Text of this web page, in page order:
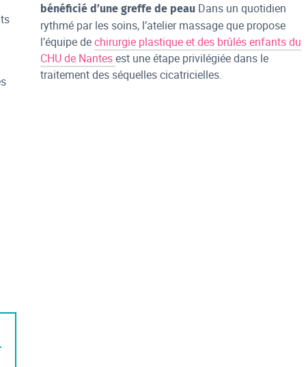
bénéficié d’une greffe de peauDans un quotidien
rythmé par les soins, l’atelier massage que propose
l’équipe dechirurgie plastique et des brûlés enfants du
CHU de Nantesest une étape privilégiée dans le
traitement des séquelles cicatricielles.